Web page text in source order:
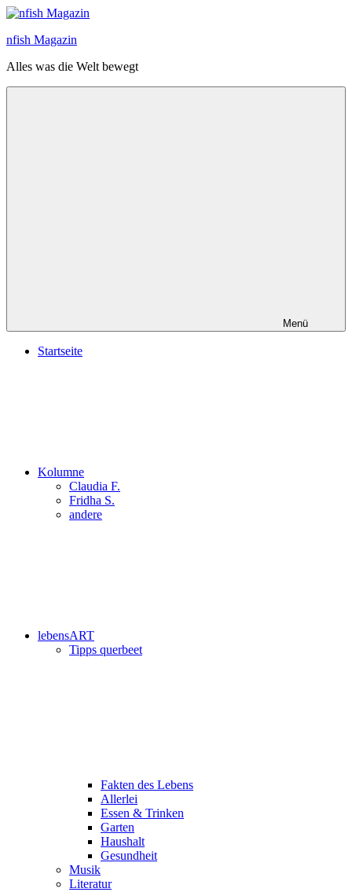
Zum
springen
nfish Magazin
Alles was die Welt bewegt
Menü
Startseite
Kolumne
Claudia F.
Fridha S.
andere
lebensART
Tipps querbeet
Fakten des Lebens
Allerlei
Essen & Trinken
Garten
Haushalt
Gesundheit
Musik
Literatur